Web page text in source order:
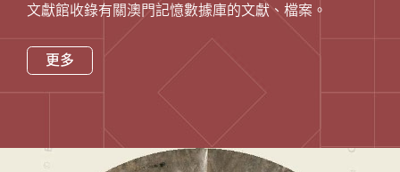
搜
文獻館收錄有關澳門記憶數據庫的文獻、檔案。
更多